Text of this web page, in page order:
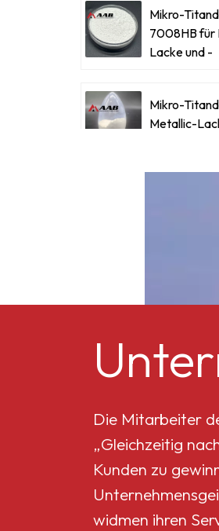
Mikro-
7008HB für
Lacke und -
Mikro-
Metallic-
Mikro-
551-0,01
Die Mitarbeiter
„Gleichzeitig
Kunden zu
widmen ihren